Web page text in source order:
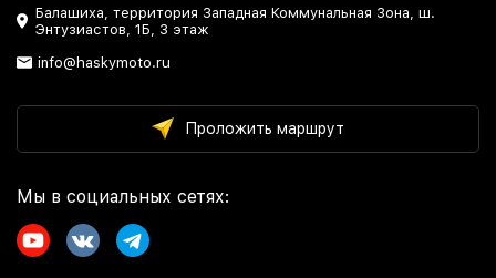
Балашиха, территория Западная Коммунальная Зона, ш.
Энтузиастов, 1Б, 3 этаж
info@haskymoto.ru
Проложить маршрут
Мы в социальных сетях: